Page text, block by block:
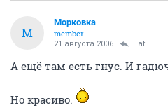
М
Морковка
member
21 августа 2006 Tati
А ещё там есть гнус. И
Но красиво.